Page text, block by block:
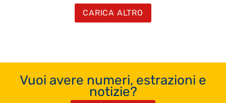
CARICA ALTRO
Vuoi avere numeri, estrazioni e
notizie?